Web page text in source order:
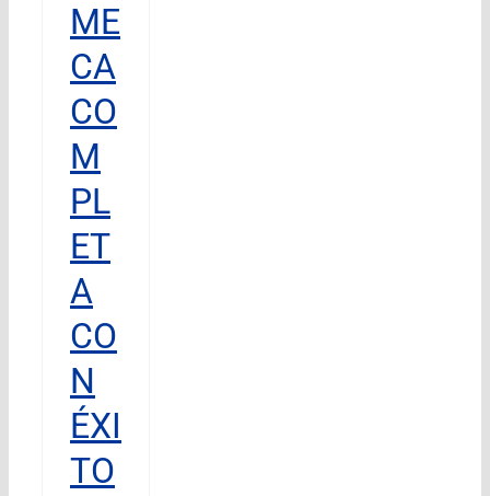
ME
CA
CO
M
PL
ET
A
CO
N
ÉXI
TO